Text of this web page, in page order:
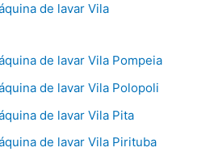
de lavar Vila
de lavar Vila Pompeia
de lavar Vila Polopoli
de lavar Vila Pita
de lavar Vila Pirituba